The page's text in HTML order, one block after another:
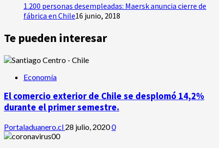
1.200 personas desempleadas: Maersk anuncia cierre de
fábrica en Chile16 junio, 2018
Te pueden interesar
Economía
El comercio exterior de Chile se desplomó 14,2%
durante el primer semestre.
Portaladuanero.cl 28 julio, 20200